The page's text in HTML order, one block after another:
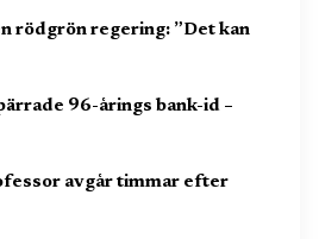
rödgrön regering: ”Det kan
96-årings bank-id –
avgår timmar efter